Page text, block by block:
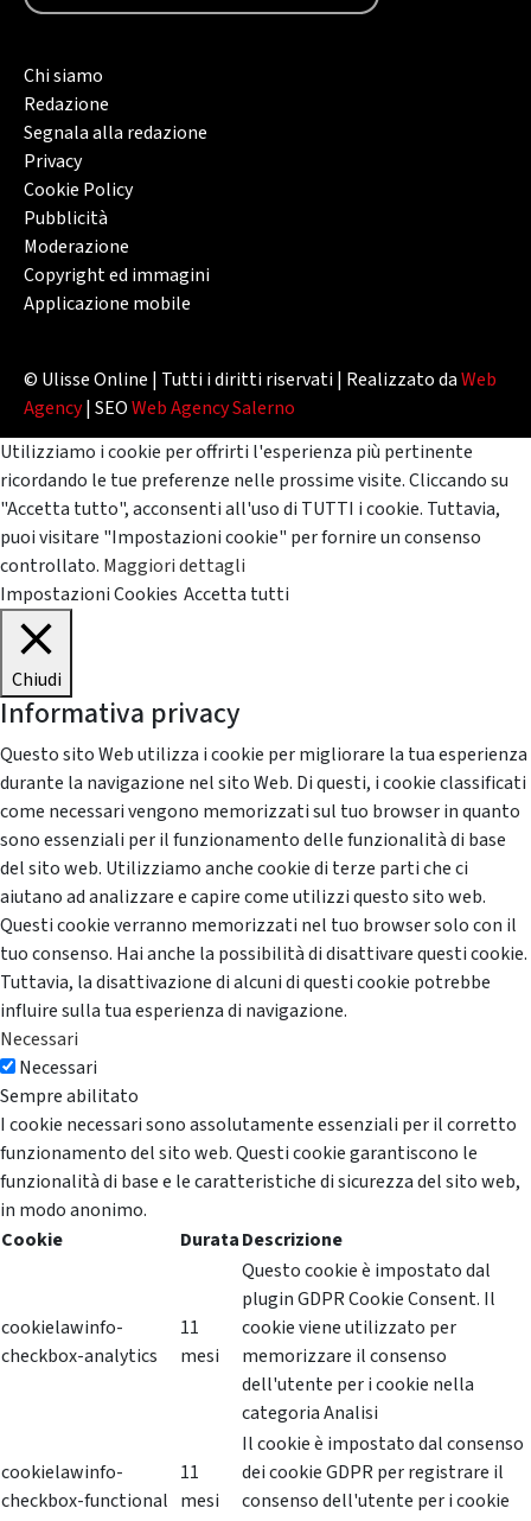
Chi siamo
Redazione
Segnala alla redazione
Privacy
Cookie Policy
Pubblicità
Moderazione
Copyright ed immagini
Applicazione mobile
© Ulisse Online | Tutti i diritti riservati | Realizzato daWeb
Agency| SEOWeb Agency Salerno
Utilizziamo i cookie per offrirti l'esperienza più pertinente
ricordando le tue preferenze nelle prossime visite. Cliccando su
"Accetta tutto", acconsenti all'uso di TUTTI i cookie. Tuttavia,
puoi visitare "Impostazioni cookie" per fornire un consenso
controllato. Maggiori dettagli
Impostazioni Cookies Accetta tutti
Chiudi
Informativa privacy
Questo sito Web utilizza i cookie per migliorare la tua esperienza
durante la navigazione nel sito Web. Di questi, i cookie classificati
come necessari vengono memorizzati sul tuo browser in quanto
sono essenziali per il funzionamento delle funzionalità di base
del sito web. Utilizziamo anche cookie di terze parti che ci
aiutano ad analizzare e capire come utilizzi questo sito web.
Questi cookie verranno memorizzati nel tuo browser solo con il
tuo consenso. Hai anche la possibilità di disattivare questi cookie.
Tuttavia, la disattivazione di alcuni di questi cookie potrebbe
influire sulla tua esperienza di navigazione.
Necessari
Necessari
Sempre abilitato
I cookie necessari sono assolutamente essenziali per il corretto
funzionamento del sito web. Questi cookie garantiscono le
funzionalità di base e le caratteristiche di sicurezza del sito web,
in modo anonimo.
Cookie
DurataDescrizione
cookielawinfo-
checkbox-analytics
11
mesi
Questo cookie è impostato dal
plugin GDPR Cookie Consent. Il
cookie viene utilizzato per
memorizzare il consenso
dell'utente per i cookie nella
categoria Analisi
cookielawinfo-
checkbox-functional
11
mesi
Il cookie è impostato dal consenso
dei cookie GDPR per registrare il
consenso dell'utente per i cookie